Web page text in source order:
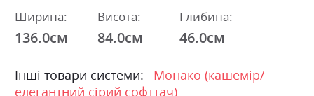
Ширина:
136.0см
Висота:
84.0см
Глибина:
46.0см
Інші товари системи:
Монако (кашемір/
елегантний сірий софттач)